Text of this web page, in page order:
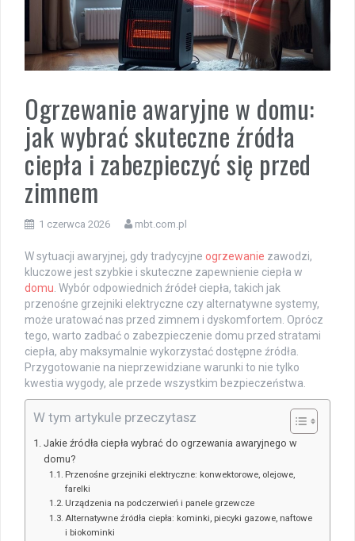
Ogrzewanie awaryjne w domu:
jak wybrać skuteczne źródła
ciepła i zabezpieczyć się przed
zimnem
1 czerwca 2026 mbt.com.pl
W sytuacji awaryjnej, gdy tradycyjne ogrzewanie zawodzi,
kluczowe jest szybkie i skuteczne zapewnienie ciepła w
domu. Wybór odpowiednich źródeł ciepła, takich jak
przenośne grzejniki elektryczne czy alternatywne systemy,
może uratować nas przed zimnem i dyskomfortem. Oprócz
tego, warto zadbać o zabezpieczenie domu przed stratami
ciepła, aby maksymalnie wykorzystać dostępne źródła.
Przygotowanie na nieprzewidziane warunki to nie tylko
kwestia wygody, ale przede wszystkim bezpieczeństwa.
W tym artykule przeczytasz
Jakie źródła ciepła wybrać do ogrzewania awaryjnego w
domu?
Przenośne grzejniki elektryczne: konwektorowe, olejowe,
farelki
Urządzenia na podczerwień i panele grzewcze
Alternatywne źródła ciepła: kominki, piecyki gazowe, naftowe
i biokominki